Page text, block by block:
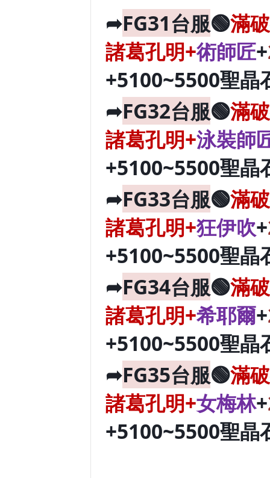
➦FG31台服🟢滿
諸葛孔明+術師匠+
+5100~5500聖晶
➦FG32台服🟢滿
諸葛孔明+泳裝師
+5100~5500聖晶
➦FG33台服🟢滿
諸葛孔明+狂伊吹+
+5100~5500聖晶
➦FG34台服🟢滿
諸葛孔明+希耶爾+
+5100~5500聖晶
➦FG35台服🟢滿
諸葛孔明+女梅林+
+5100~5500聖晶